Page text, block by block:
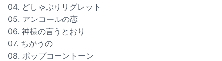
04. どしゃぶりリグレット
05. アンコールの恋
06. 神様の言うとおり
07. ちがうの
08. ポップコーントーン